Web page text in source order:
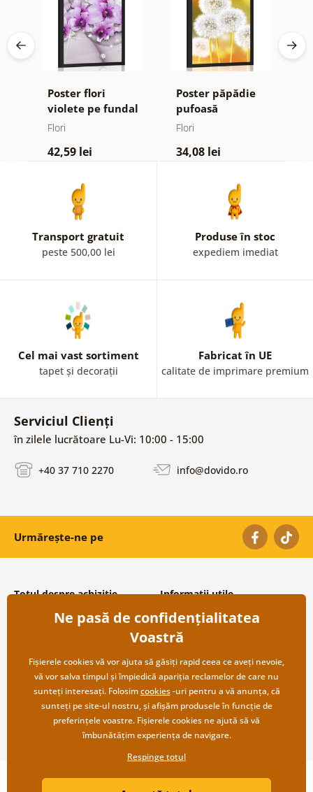
Poster flori
violete pe fundal
abstract
Flori
42,59 lei
Poster păpădie
pufoasă
Flori
34,08 lei
Transport gratuit
peste 500,00 lei
Produse în stoc
expediem imediat
Cel mai vast sortiment
tapet și decorații
Fabricat în UE
calitate de imprimare premium
Serviciul Clienți
în zilele lucrătoare Lu-Vi: 10:00 - 15:00
+40 37 710 2270 info@dovido.ro
Urmărește-ne pe
Totul despre achiziție
Condiții și termeni generali
Protecția datelor personale
Transport și modalități de plată
Returnare
Informații utile
Despre noi
Întrebări frecvente
Contacte
Cooperare angro
Copyright ©2019 © Dovido.ro.
Ne pasă de confidențialitatea
Voastră
Fișierele cookies vă vor ajuta să găsiți rapid ceea ce aveți nevoie,
vă vor salva timpul și împiedică apariția reclamelor de care nu
sunteți interesați. Folosimcookies-uri pentru a vă anunța, că
sunteți pe site-ul nostru, și afișăm produsele în funcție de
preferințele voastre. Fișierele cookies ne ajută să vă
îmbunătățim experiența de navigare.
Respinge totul